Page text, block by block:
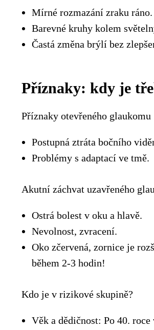
Mírné rozmazání zraku ráno.
Barevné kruhy kolem
Častá změna brýlí bez
Příznaky: kdy je
Příznaky otevřeného glaukomu
Postupná ztráta bočního
Problémy s adaptací ve tmě.
Akutní záchvat uzavřeného
Ostrá bolest v oku a hlavě.
Nevolnost, zvracení.
Oko zčervená, zornice je
během 2-3 hodin!
Kdo je v rizikové skupině?
Věk a dědičnost: Po 40.